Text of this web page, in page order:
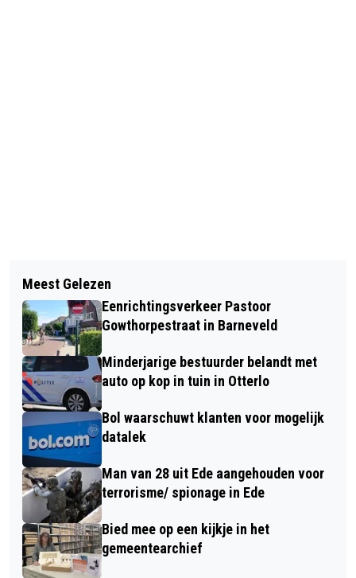
AANGEPASTE DIENSTREGELING
AMERSFOORT CENTRAAL - EDE-
WAGENINGEN TIJDENS KONINGSDAG
EN BEVRIJDINGSDAG
GROOTSCHALIGE
VERKEERSCONTROLES DOOR DE
POLITIE IN DE REGIO
Meest Gelezen
Eenrichtingsverkeer Pastoor
Gowthorpestraat in Barneveld
Minderjarige bestuurder belandt met
auto op kop in tuin in Otterlo
Bol waarschuwt klanten voor mogelijk
datalek
Man van 28 uit Ede aangehouden voor
terrorisme/ spionage in Ede
Bied mee op een kijkje in het
gemeentearchief